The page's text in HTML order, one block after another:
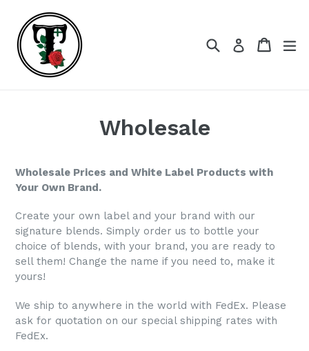
content
SearchLog in Cart
Cart
Wholesale
Wholesale Prices and White Label Products with
Your Own Brand.
Create your own label and your brand with our
signature blends. Simply order us to bottle your
choice of blends, with your brand, you are ready to
sell them! Change the name if you need to, make it
yours!
We ship to anywhere in the world with FedEx. Please
ask for quotation on our special shipping rates with
FedEx.